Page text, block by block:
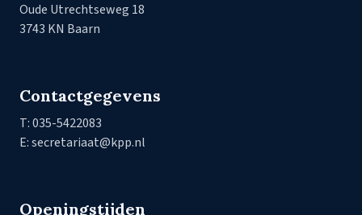
Oude Utrechtseweg 18
3743 KN Baarn
Contactgegevens
T: 035-5422083
E: secretariaat@kpp.nl
Openingstijden